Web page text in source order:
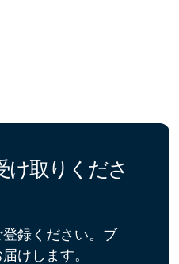
け取りくださ
録ください。ブ
けします。